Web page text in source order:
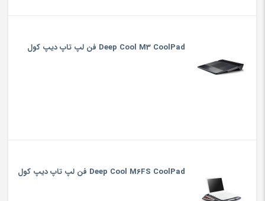
Deep Cool M3 CoolPad فن لپ تاپ دیپ کول
Deep Cool M6FS CoolPad فن لپ تاپ دیپ کول